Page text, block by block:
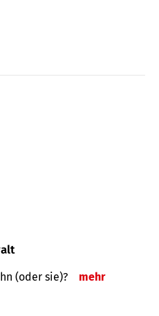
(oder sie)? mehr